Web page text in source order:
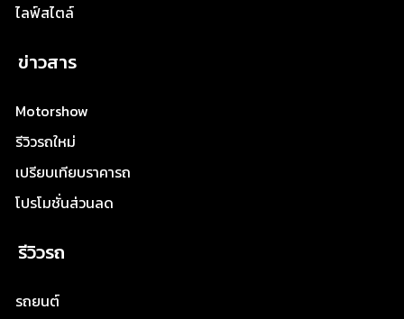
ไลฟ์สไตล์
ข่าวสาร
Motorshow
รีวิวรถใหม่
เปรียบเทียบราคารถ
โปรโมชั่นส่วนลด
รีวิวรถ
รถยนต์